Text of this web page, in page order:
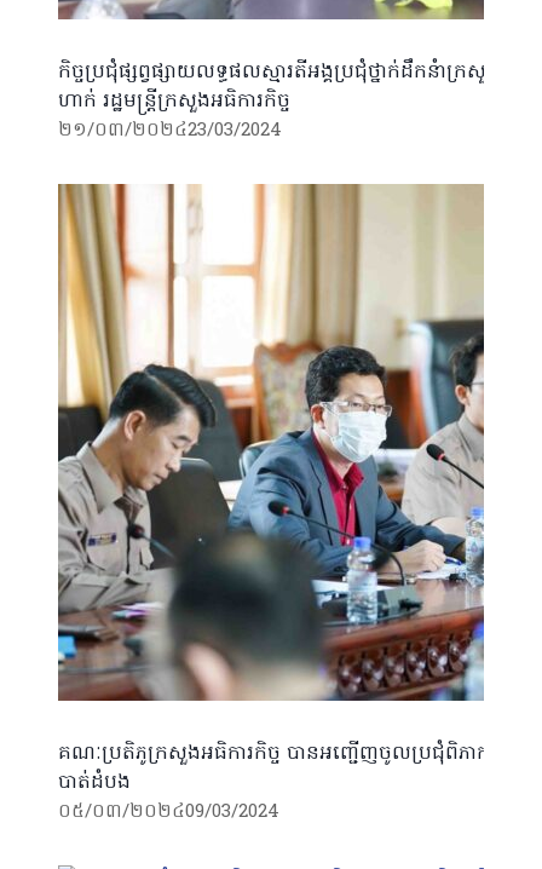
កិច្ចប្រជុំផ្សព្វផ្សាយលទ្ធផលស្មារតីអង្គប្រជុំថ្នាក់ដឹកនំាក្រសួ
ហាក់ រដ្ឋមន្ដ្រីក្រសួងអធិការកិច្ច
២១/០៣/២០២៤23/03/2024
គណៈប្រតិភូក្រសួងអធិការកិច្ច បានអញ្ជើញចូលប្រជុំពិភាក្សា
បាត់ដំបង
០៥/០៣/២០២៤09/03/2024